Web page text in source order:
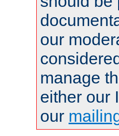
our
manage
either our
our